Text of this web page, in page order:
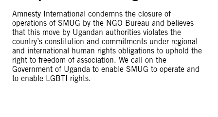
Amnesty International condemns the closure of
operations of SMUG by the NGO Bureau and believes
that this move by Ugandan authorities violates the
country’s constitution and commitments under regional
and international human rights obligations to uphold the
right to freedom of association. We call on the
Government of Uganda to enable SMUG to operate and
to enable LGBTI rights.